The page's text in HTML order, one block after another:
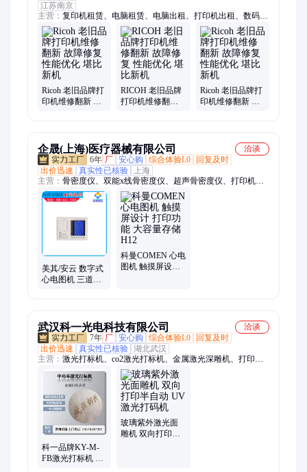
江苏南京
主营： 复印机租赁、电脑租赁、电脑出租、打印机出租、数码彩
色打印机租赁、笔记本出租、笔记本租赁、一体机出租、一体机
租赁、打印复印一体机出租、彩色数码一体机租赁
Ricoh 老旧品牌打
印机维修翻新 故
RICOH 老旧品牌
打印机维修翻新
Ricoh 老旧品牌打
印机维修翻新 故
企晟(上海)医疗器械有限公司
洽谈
6年 厂 安心购 综合体验L0
回复及时
出价迅速
真实性已核验
上海
主营： 骨密度仪、双能x线骨密度仪、超声骨密度仪、打印机、
制氧机、AED除颤仪、麻醉机、电子血压计、微波治疗仪、心电
监护仪、血糖仪、肺功能仪、眼科激光治疗仪、血氧仪、高分子
夹板、血管鞘、急救包、喉镜、高压注射器、手术显微镜、听力
筛查仪、视力筛查仪、呼吸机、牙科综合治疗台、临时起搏器、
可视喉镜
美其/安云 数字式
心电图机 三道打
科曼COMEN 心电
图机 触摸屏设计
武汉科一光电科技有限公司
洽谈
7年 厂 安心购 综合体验L0
回复及时
出价迅速
真实性已核验 湖北武汉
主营： 激光打标机、co2激光打标机、金属激光深雕机、打印
机、紫外激光打码机、激光焊接机、机器人激光焊工作站、自动
激光清洗机、晶圆切割机、手持激光焊机、激光除锈机、FPC激
光切割机、超快精密激光切割机、金属激光钻孔机、陶瓷精密激
光切割机、晶圆激光划片机、小幅面精密激光切割机、风冷脉冲
手持激光清洗、6000W激光清洗机、多合一手持激光设备、三轴
四轴平台激光焊、桥式龙门平台激光焊接、模具修补激光焊接
机、七轴智能机器人焊接站
科一品牌KY-M-
FB激光打标机 中
玻璃紫外激光面
雕机 双向打印半